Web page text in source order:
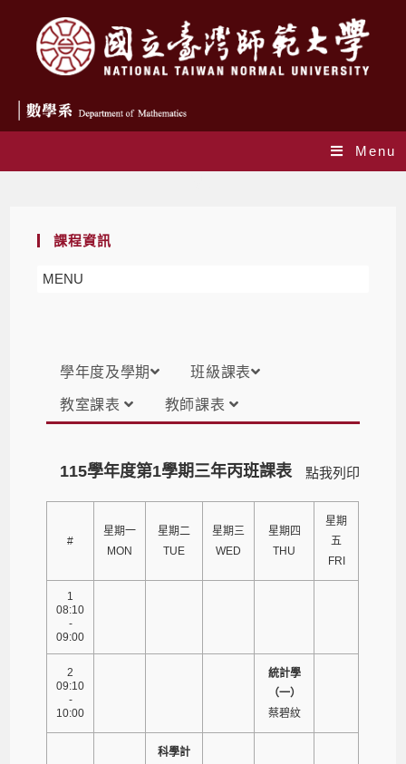
Menu
課程資訊
MENU
學年度及學期 班級課表
教室課表 教師課表
點我列印
115學年度第1學期三年丙班課表
#
星期一
MON
星期二
TUE
星期三
WED
星期四
THU
星期
五
FRI
1
08:10
-
09:00
2
09:10
-
10:00
統計學
（一）
蔡碧紋
科學計